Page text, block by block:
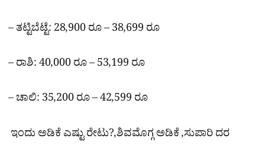
– ತಟ್ಟಿಬೆಟ್ಟೆ: 28,900 ರೂ – 38,699 ರೂ
– ರಾಶಿ: 40,000 ರೂ – 53,199 ರೂ
– ಚಾಲಿ: 35,200 ರೂ – 42,599 ರೂ
ಇಂದು ಅಡಿಕೆ ಎಷ್ಟು ರೇಟು?,ಶಿವಮೊಗ್ಗ ಅಡಿಕೆ ,ಸುಪಾರಿ ದರ